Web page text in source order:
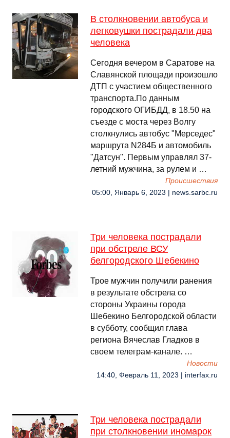
В столкновении автобуса и
легковушки пострадали два
человека
Сегодня вечером в Саратове на
Славянской площади произошло
ДТП с участием общественного
транспорта.По данным
городского ОГИБДД, в 18.50 на
съезде с моста через Волгу
столкнулись автобус "Мерседес"
маршрута N284Б и автомобиль
"Датсун". Первым управлял 37-
летний мужчина, за рулем и …
Происшествия
05:00, Январь 6, 2023 | news.sarbc.ru
Три человека пострадали
при обстреле ВСУ
белгородского Шебекино
Трое мужчин получили ранения
в результате обстрела со
стороны Украины города
Шебекино Белгородской области
в субботу, сообщил глава
региона Вячеслав Гладков в
своем телеграм-канале. …
Новости
14:40, Февраль 11, 2023 | interfax.ru
Три человека пострадали
при столкновении иномарок